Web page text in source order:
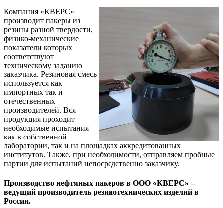
Компания «КВЕРС»
производит пакеры из
резины разной твердости,
физико-механические
показатели которых
соответствуют
техническому заданию
заказчика. Резиновая смесь
используется как
импортных так и
отечественных
производителей. Вся
продукция проходит
необходимые испытания
как в собственной
лаборатории, так и на площадках аккредитованных
институтов. Также, при необходимости, отправляем пробные
партии для испытаний непосредственно заказчику.
Производство нефтяных пакеров в ООО «КВЕРС» –
ведущий производитель резинотехнических изделий в
России.